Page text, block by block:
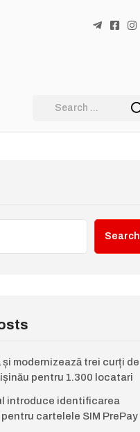
Search
și modernizează trei curți de
pentru 1.300 locatari
introduce identificarea
cartelele SIM PrePay